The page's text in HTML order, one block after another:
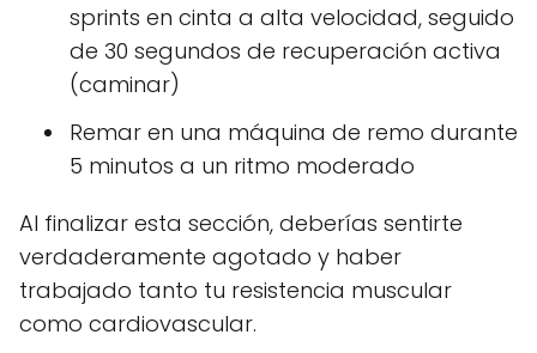
sprints en cinta a alta velocidad, seguido
de 30 segundos de recuperación activa
(caminar)
Remar en una máquina de remo durante
5 minutos a un ritmo moderado
Al finalizar esta sección, deberías sentirte
verdaderamente agotado y haber
trabajado tanto tu resistencia muscular
como cardiovascular.